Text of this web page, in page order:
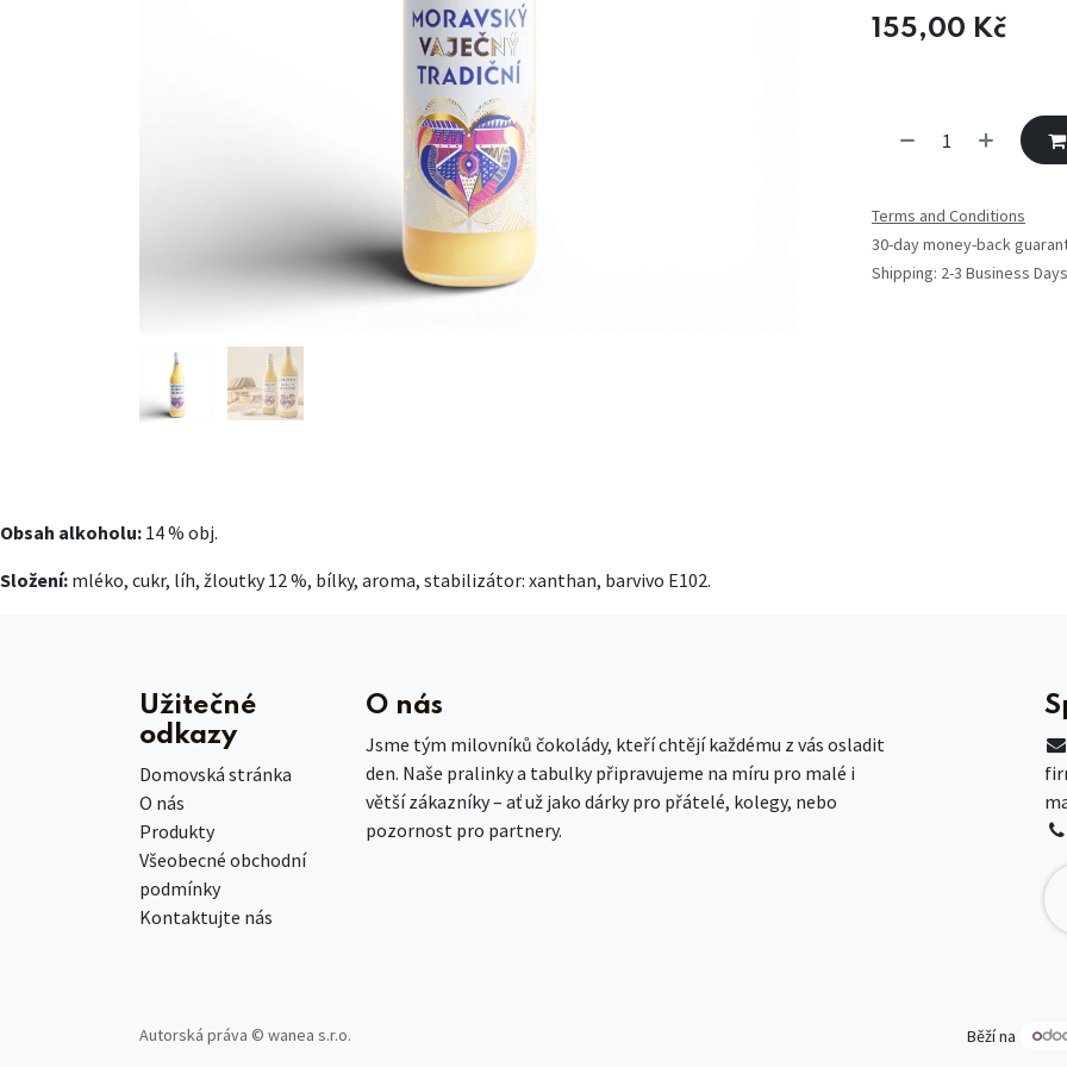
155,00 Kč
Terms and Conditions
30-day money-back
Shipping: 2-3 Business Days
Obsah alkoholu: 14 % obj.
Složení: mléko, cukr, líh, žloutky 12 %, bílky, aroma, stabilizátor: xanthan, barvivo E102.
Užitečné
odkazy
Domovská stránka
O nás
Produkty
Všeobecné obchodní
podmínky
Kontaktujte nás
O nás
Jsme tým milovníků čokolády, kteří chtějí každému z vás osladit
den. Naše pralinky a tabulky připravujeme na míru pro malé i
větší zákazníky – ať už jako dárky pro přátelé, kolegy, nebo
pozornost pro partnery.
Autorská práva © wanea s.r.o. Běží na